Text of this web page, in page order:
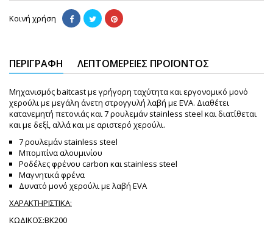
Κοινή χρήση
ΠΕΡΙΓΡΑΦΉ ΛΕΠΤΟΜΈΡΕΙΕΣ ΠΡΟΪΌΝΤΟΣ
Μηχανισμός baitcast με γρήγορη ταχύτητα και εργονομικό μονό
χερούλι με μεγάλη άνετη στρογγυλή λαβή με EVA. Διαθέτει
κατανεμητή πετονιάς και 7 ρουλεμάν stainless steel και διατίθεται
και με δεξί, αλλά και με αριστερό χερούλι.
7 ρουλεμάν stainless steel
Μπομπίνα αλουμινίου
Ροδέλες φρένου carbon και stainless steel
Μαγνητικά φρένα
Δυνατό μονό χερούλι με λαβή EVA
ΧΑΡΑΚΤΗΡΙΣΤΙΚΑ:
ΚΩΔΙΚΟΣ:ΒΚ200